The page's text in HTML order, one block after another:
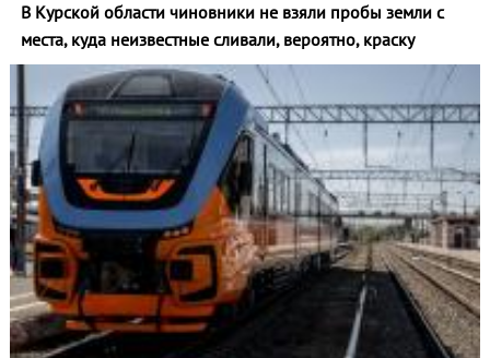
В Курской области чиновники не взяли пробы земли с
места, куда неизвестные сливали, вероятно, краску